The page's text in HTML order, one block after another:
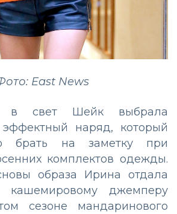
East News
в свет Шейк выбрала
наряд, который
брать на заметку при
комплектов одежды.
образа Ирина отдала
кашемировому джемперу
сезоне мандаринового